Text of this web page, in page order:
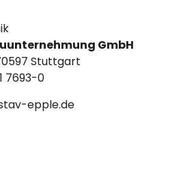
GmbH
Stuttgart
7693-0
epple.de